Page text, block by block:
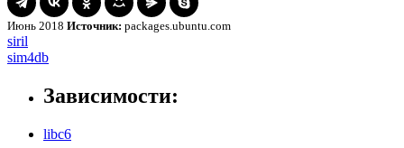
Июнь 2018 Источник: packages.ubuntu.com
Навигация
по
записям
siril
siril
sim4db
sim4db
Зависимости:
libc6